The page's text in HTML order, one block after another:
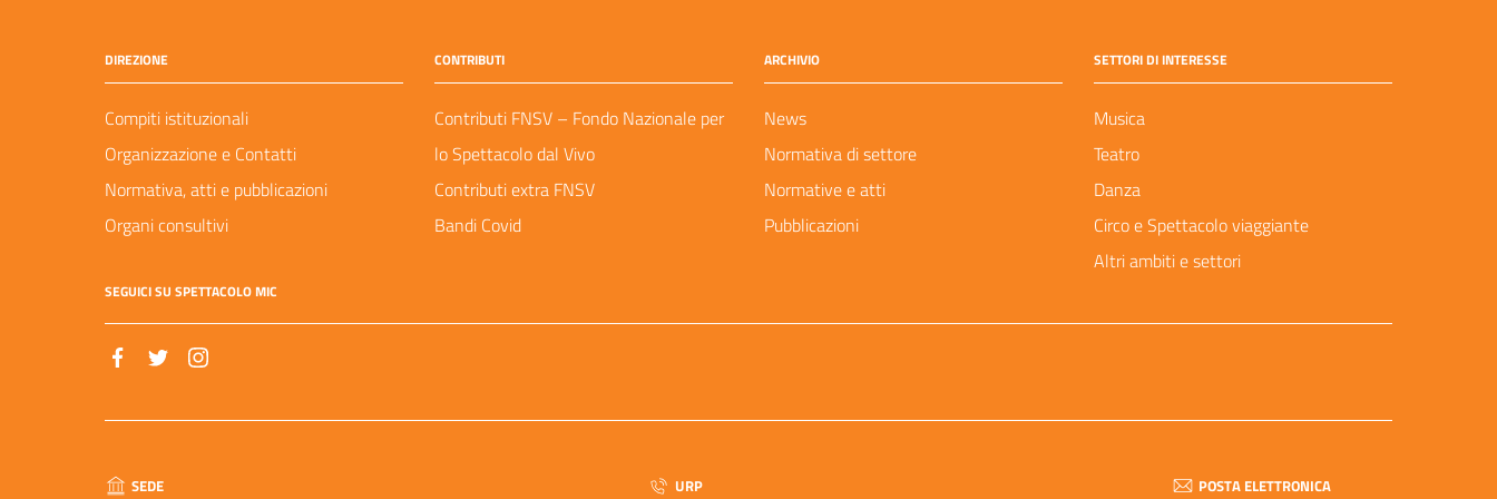
DIREZIONE
Compiti istituzionali
Organizzazione e Contatti
Normativa, atti e pubblicazioni
Organi consultivi
CONTRIBUTI
Contributi FNSV – Fondo Nazionale per
lo Spettacolo dal Vivo
Contributi extra FNSV
Bandi Covid
ARCHIVIO
News
Normativa di settore
Normative e atti
Pubblicazioni
SETTORI DI INTERESSE
Musica
Teatro
Danza
Circo e Spettacolo viaggiante
Altri ambiti e settori
SEGUICI SU SPETTACOLO MIC
SEDE URP POSTA ELETTRONICA